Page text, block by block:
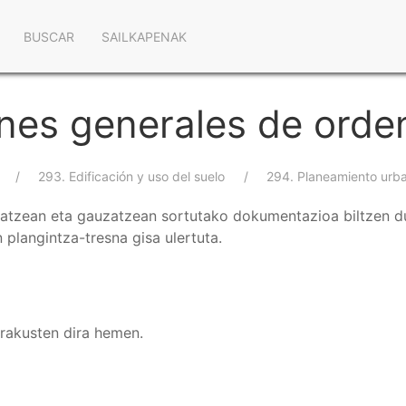
BUSCAR SAILKAPENAK
generales de
293. Edificación y uso del suelo 294. Planeamiento
eta gauzatzean sortutako dokumentazioa biltzen
plangintza-tresna gisa ulertuta.
dira hemen.